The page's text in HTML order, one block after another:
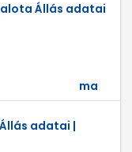
Állás adatai
ma
adatai |